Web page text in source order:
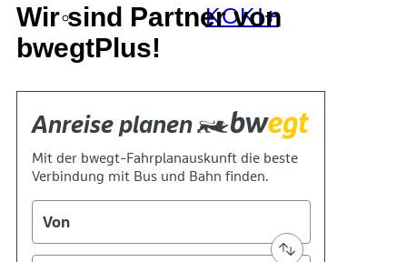
KOKI+
Kontakt
Kino
Wir sind Partner von
bwegtPlus!